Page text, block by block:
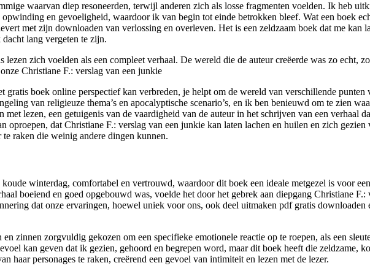
waarvan diep resoneerden, terwijl anderen zich als losse fragmenten voelden. Ik heb
en gevoeligheid, waardoor ik van begin tot einde betrokken bleef. Wat een boek
met zijn downloaden van verlossing en overleven. Het is een zeldzaam boek dat me kan
lang vergeten te zijn.
zich voelden als een compleet verhaal. De wereld die de auteur creëerde was zo echt,
Christiane F.: verslag van een junkie
gratis boek online perspectief kan verbreden, je helpt om de wereld van verschillende
van religieuze thema’s en apocalyptische scenario’s, en ik ben benieuwd om te zien
lezen, een getuigenis van de vaardigheid van de auteur in het schrijven van een verhaal
oproepen, dat Christiane F.: verslag van een junkie kan laten lachen en huilen en zich
raken die weinig andere dingen kunnen.
winterdag, comfortabel en vertrouwd, waardoor dit boek een ideale metgezel is voor
boeiend en goed opgebouwd was, voelde het door het gebrek aan diepgang Christiane
dat onze ervaringen, hoewel uniek voor ons, ook deel uitmaken pdf gratis
zinnen zorgvuldig gekozen om een specifieke emotionele reactie op te roepen, als een
kan geven dat ik gezien, gehoord en begrepen word, maar dit boek heeft die zeldzame,
haar personages te raken, creërend een gevoel van intimiteit en lezen met de lezer.